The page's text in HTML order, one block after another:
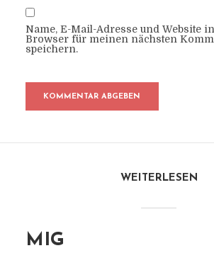
Name, E-Mail-Adresse und Website
Browser für meinen nächsten
speichern.
WEITERLESEN
MIG